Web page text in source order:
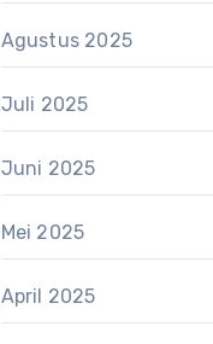
Agustus 2025
Juli 2025
Juni 2025
Mei 2025
April 2025